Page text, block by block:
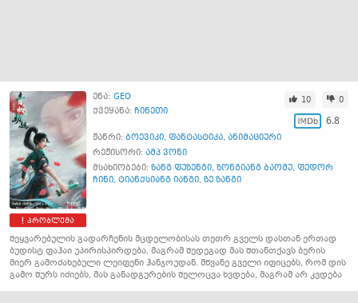
პრობლემა
ენა: GEO
ქვეყანა: ჩინეთი
10 0
6.8
ჟანრი: ბოევიკი, ფანტასტიკა, ანიმაციური
რეჟისორი: ამპ ვონი
მსახიობები: ზანგ ფუზენგი, ზონგიანგ ბაომუ, ფედორ
ჩინი, ტიანქსიანგ იანგი, ზე ზანგი
შეყვარებულის გადარჩენის მცდელობისას თეთრ გველს დასთან ერთად
ბუდისტ ფაჰაი უპირისპირდება, მაგრამ შედეგად მას შთანთქავს ბერის
მიერ გამოძახებული ლეიფენი ჰანჯოუდან. მწვანე გველი იფიცებს, რომ დის
გამო შურს იძიებს, მას განადგურების შელოცვა ხვდება, მაგრამ არ კვდება